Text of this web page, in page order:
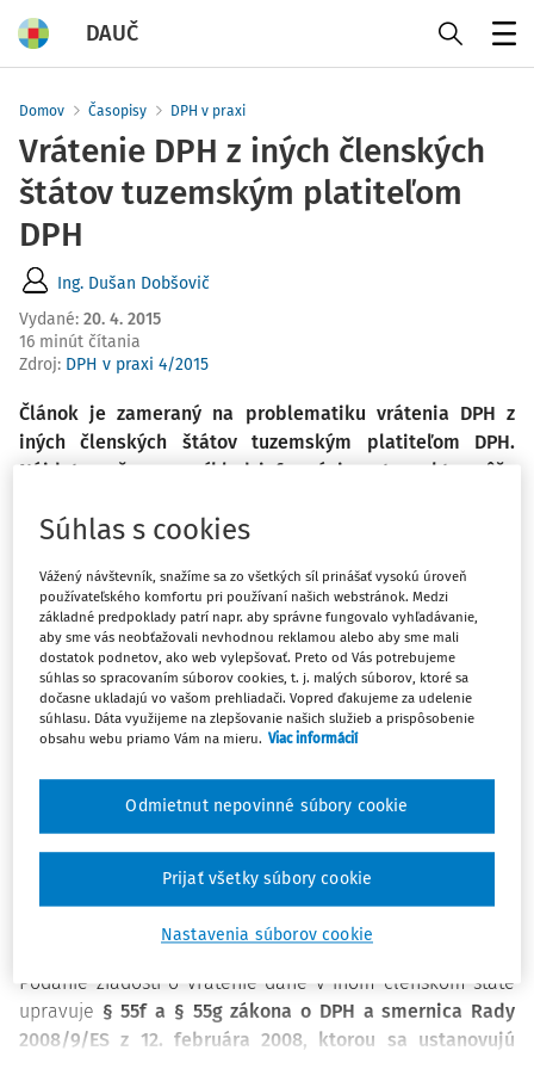
DAUČ
Domov Časopisy DPH v praxi
Vrátenie DPH z iných členských
štátov tuzemským platiteľom
DPH
Ing. Dušan Dobšovič
Vydané: 20. 4. 2015
16 minút čítania
Zdroj: DPH v praxi 4/2015
Článok je zameraný na problematiku vrátenia DPH z
iných členských štátov tuzemským platiteľom DPH.
Nájdete v ňom napríklad informácie o tom, kto môže
aj lehoty na vrátenie dane.
Platiteľ dane registrovaný podľa § 4 alebo § 4b zákona č.
222/2004 Z. z. o dani z pridanej hodnoty v z. n. p. (ďalej len
„zákon o DPH“) uplatňuje nárok na vrátenie dane v
členskom štáte, v ktorom mu boli dodané tovary a služby
alebo do ktorého doviezol tovar, a to podaním žiadosti o
vrátenie dane elektronickými prostriedkami
Slovenskej republiky. Pravidlá, ktoré sa vzťahujú na
platiteľov dane podávajúcich žiadosť o vrátenie dane v
inom členskom štáte, sú obdobné pravidlám ustanoveným
pre zahraničné osoby z iných členských štátov
podávajúcich žiadosť o vrátenie dane v Slovenskej
republike (§ 55a až § 55e zákona o DPH).
Podanie žiadosti o vrátenie dane v inom členskom štáte
upravuje § 55f a § 55g zákona o DPH a smernica Rady
2008/9/ES z 12. februára 2008, ktorou sa ustanovujú
Súhlas s cookies
Vážený návštevník, snažíme sa zo všetkých síl prinášať vysokú úroveň
používateľského komfortu pri používaní našich webstránok. Medzi
základné predpoklady patrí napr. aby správne fungovalo vyhľadávanie,
aby sme vás neobťažovali nevhodnou reklamou alebo aby sme mali
dostatok podnetov, ako web vylepšovať. Preto od Vás potrebujeme
súhlas so spracovaním súborov cookies, t. j. malých súborov, ktoré sa
dočasne ukladajú vo vašom prehliadači. Vopred ďakujeme za udelenie
súhlasu. Dáta využijeme na zlepšovanie našich služieb a prispôsobenie
obsahu webu priamo Vám na mieru. Viac informácií
Nastavenia súborov cookie
Odmietnut nepovinné súbory cookie
Prijať všetky súbory cookie